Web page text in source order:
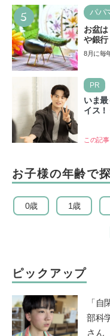
5 パパ
お盆
や銀行
8月に毎
PR
いま
イス！
この記
お子様の年齢で
0歳 1歳
ピックアップ
「
部科
さん